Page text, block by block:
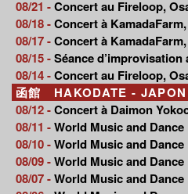
08/21 -Concert au Fireloop,
08/18 -Concert à
08/17 -Concert à
08/15 -Séance
08/14 -Concert au Fireloop,
函館 HAKODATE - JAPON
08/12 -Concert à Daimon
08/11 -World Music and
08/10 -World Music and
08/09 -World Music and
08/07 -World Music and